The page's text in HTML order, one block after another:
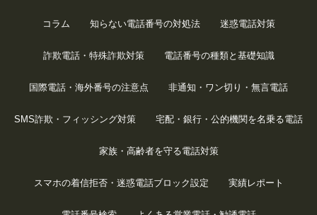
コラム 知らない電話番号の対処法 迷惑電話対策
詐欺電話・特殊詐欺対策 電話番号の種類と基礎知識
国際電話・海外番号の注意点 非通知・ワン切り・無言電話
SMS詐欺・フィッシング対策 宅配・銀行・公的機関を名乗る電話
家族・高齢者を守る電話対策
スマホの着信拒否・迷惑電話ブロック設定 実績レポート